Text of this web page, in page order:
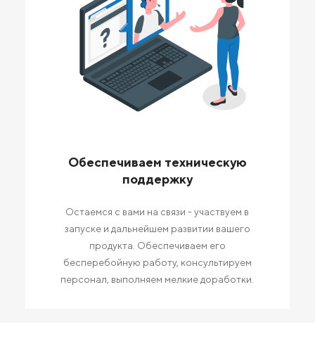
Обеспечиваем техническую
поддержку
Остаемся с вами на связи - участвуем в
запуске и дальнейшем развитии вашего
продукта. Обеспечиваем его
бесперебойную работу, консультируем
персонал, выполняем мелкие доработки.